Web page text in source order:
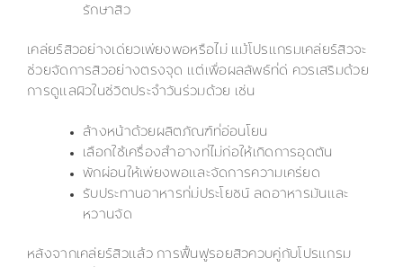
รักษาสิว
เคลียร์สิวอย่างเดียวเพียงพอหรือไม่ แม้โปรแกรมเคลียร์สิวจะ
ช่วยจัดการสิวอย่างตรงจุด แต่เพื่อผลลัพธ์ที่ดี ควรเสริมด้วย
การดูแลผิวในชีวิตประจำวันร่วมด้วย เช่น
ล้างหน้าด้วยผลิตภัณฑ์ที่อ่อนโยน
เลือกใช้เครื่องสำอางที่ไม่ก่อให้เกิดการอุดตัน
พักผ่อนให้เพียงพอและจัดการความเครียด
รับประทานอาหารที่มีประโยชน์ ลดอาหารมันและ
หวานจัด
หลังจากเคลียร์สิวแล้ว การฟื้นฟูรอยสิวควบคู่กับโปรแกรม